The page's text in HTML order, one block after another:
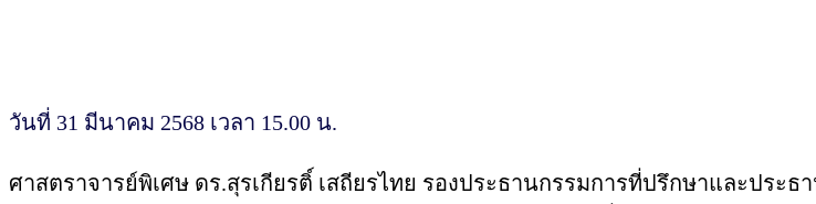
วันที่ 31 มีนาคม 2568 เวลา 15.00 น.
ศาสตราจารย์พิเศษ ดร.สุรเกียรติ์ เสถียรไทย รองประธานกรรมการที่ปรึกษาและปร